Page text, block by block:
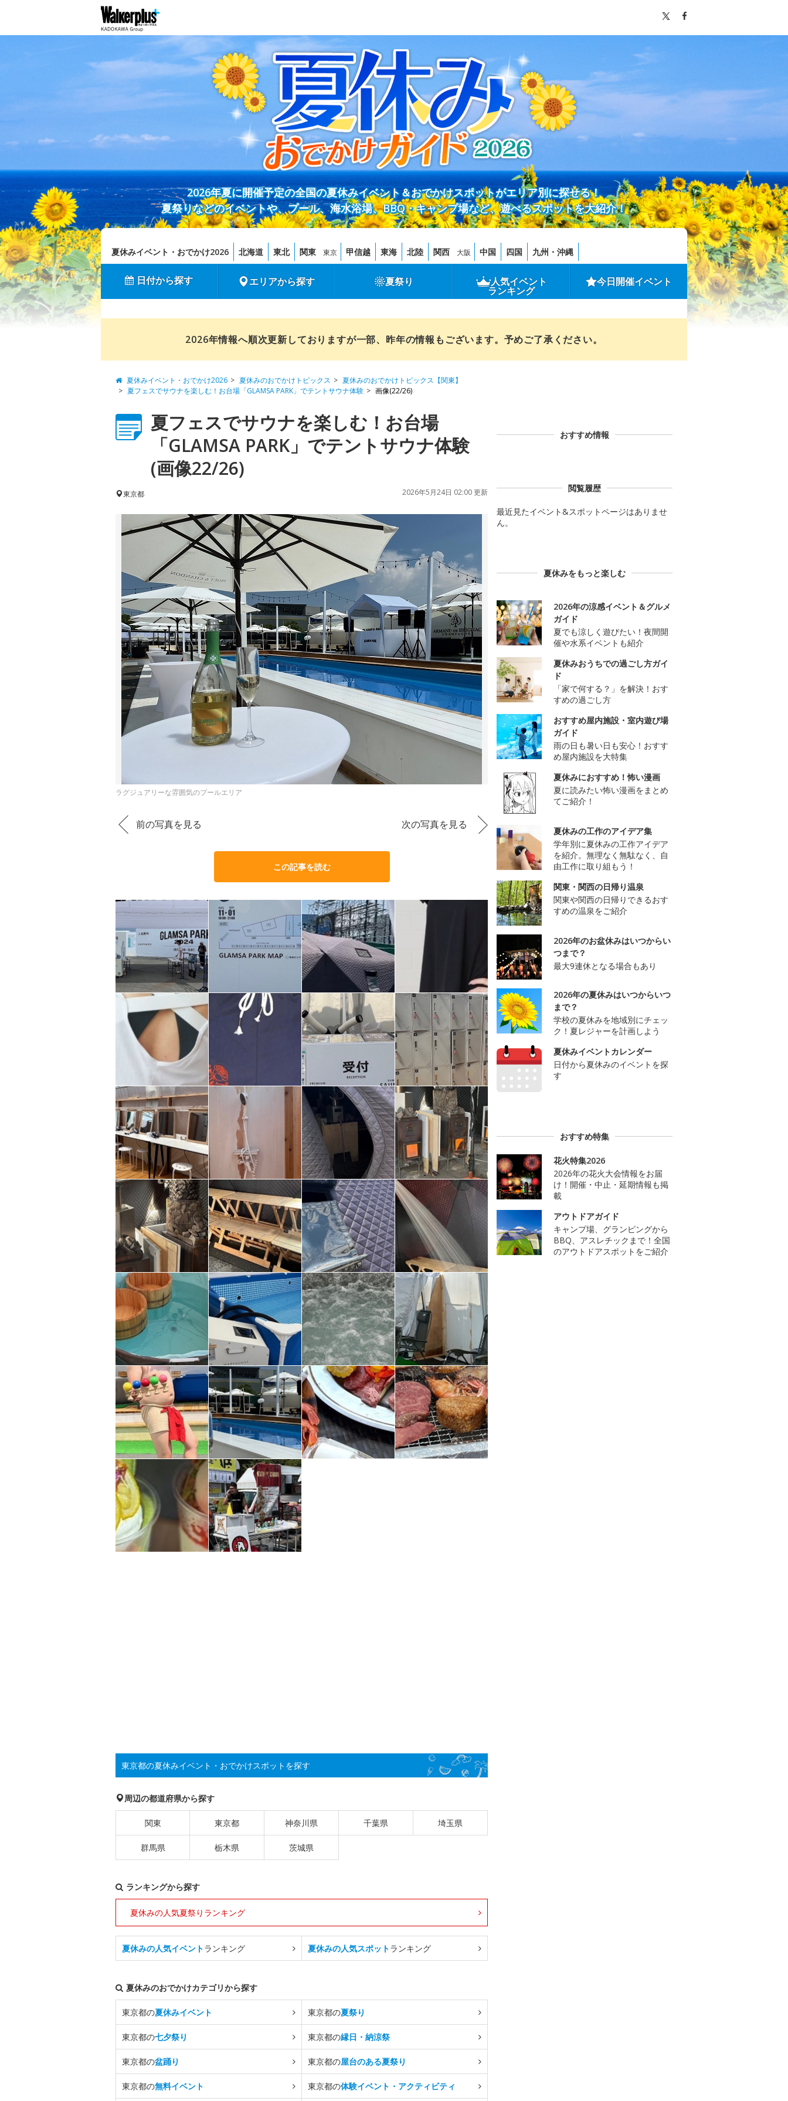
2026年夏に開催予定の全国の夏休みイベント＆おでかけスポットがエリア別に探せる！
夏祭りなどのイベントや、プール、海水浴場、BBQ・キャンプ場など、遊べるスポットを大紹介！
夏休みイベント・おでかけ2026 北海道 東北 関東 東京 甲信越 東海 北陸 関西 大阪 中国 四国 九州・沖縄
日付から探す エリアから探す 夏祭り 人気イベント
ランキング
今日開催イベント
2026年情報へ順次更新しておりますが一部、昨年の情報もございます。予めご了承ください。
夏休みイベント・おでかけ2026 夏休みのおでかけトピックス
夏休みのおでかけトピックス【関東】
夏フェスでサウナを楽しむ！お台場「GLAMSA PARK」でテントサウナ体験
画像(22/26)
夏フェスでサウナを楽しむ！お台場
「GLAMSA PARK」でテントサウナ体験
(画像22/26)
東京都 2026年5月24日 02:00 更新
ラグジュアリーな雰囲気のプールエリア
前の写真を見る 次の写真を見る
この記事を読む
東京都の夏休みイベント・おでかけスポットを探す
周辺の都道府県から探す
関東 東京都 神奈川県 千葉県 埼玉県
群馬県 栃木県 茨城県
ランキングから探す
夏休みの人気夏祭りランキング
夏休みの人気イベントランキング 夏休みの人気スポットランキング
夏休みのおでかけカテゴリから探す
東京都の夏休みイベント 東京都の夏祭り
東京都の七夕祭り 東京都の縁日・納涼祭
東京都の盆踊り 東京都の屋台のある夏祭り
東京都の無料イベント 東京都の体験イベント・アクティビティ
おすすめ情報
閲覧履歴
最近見たイベント&スポットページはありませ
ん。
夏休みをもっと楽しむ
2026年の涼感イベント＆グルメ
ガイド
夏でも涼しく遊びたい！夜間開
催や水系イベントも紹介
夏休みおうちでの過ごし方ガイ
ド
「家で何する？」を解決！おす
すめの過ごし方
おすすめ屋内施設・室内遊び場
ガイド
雨の日も暑い日も安心！おすす
め屋内施設を大特集
夏休みにおすすめ！怖い漫画
夏に読みたい怖い漫画をまとめ
てご紹介！
夏休みの工作のアイデア集
学年別に夏休みの工作アイデア
を紹介。無理なく無駄なく、自
由工作に取り組もう！
関東・関西の日帰り温泉
関東や関西の日帰りできるおす
すめの温泉をご紹介
2026年のお盆休みはいつからい
つまで？
最大9連休となる場合もあり
2026年の夏休みはいつからいつ
まで？
学校の夏休みを地域別にチェッ
ク！夏レジャーを計画しよう
夏休みイベントカレンダー
日付から夏休みのイベントを探
す
おすすめ特集
花火特集2026
2026年の花火大会情報をお届
け！開催・中止・延期情報も掲
載
アウトドアガイド
キャンプ場、グランピングから
BBQ、アスレチックまで！全国
のアウトドアスポットをご紹介